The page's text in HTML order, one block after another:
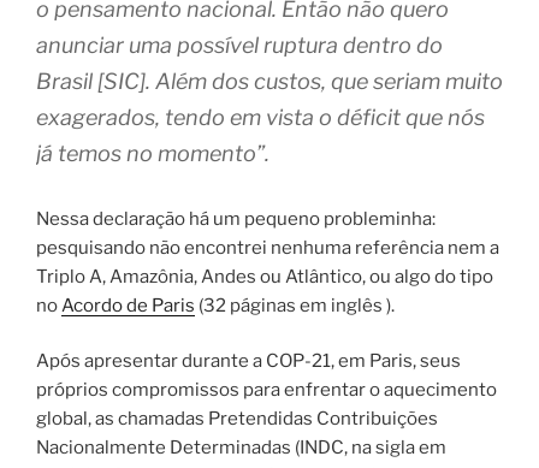
o pensamento nacional. Então não quero
anunciar uma possível ruptura dentro do
Brasil [SIC]. Além dos custos, que seriam muito
exagerados, tendo em vista o déficit que nós
já temos no momento”.
Nessa declaração há um pequeno probleminha:
pesquisando não encontrei nenhuma referência nem a
Triplo A, Amazônia, Andes ou Atlântico, ou algo do tipo
no Acordo de Paris (32 páginas em inglês ).
Após apresentar durante a COP-21, em Paris, seus
próprios compromissos para enfrentar o aquecimento
global, as chamadas Pretendidas Contribuições
Nacionalmente Determinadas (INDC, na sigla em